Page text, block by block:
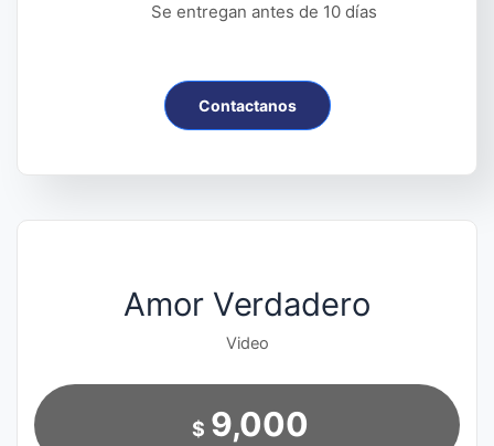
Se entregan antes de 10 días
Contactanos
Amor Verdadero
Video
$ 9,000